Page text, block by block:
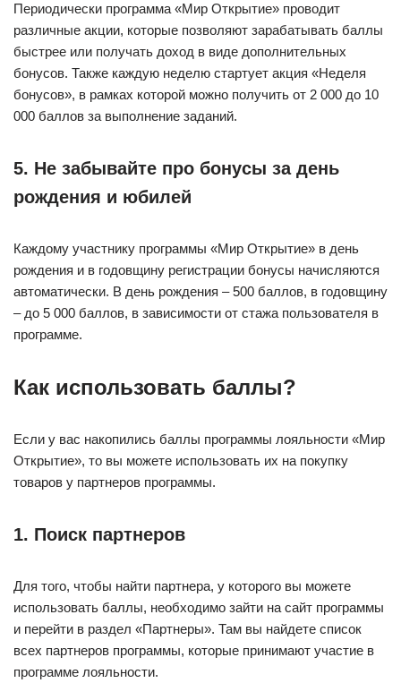
Периодически программа «Мир Открытие» проводит
различные акции, которые позволяют зарабатывать баллы
быстрее или получать доход в виде дополнительных
бонусов. Также каждую неделю стартует акция «Неделя
бонусов», в рамках которой можно получить от 2 000 до 10
000 баллов за выполнение заданий.
5. Не забывайте про бонусы за день
рождения и юбилей
Каждому участнику программы «Мир Открытие» в день
рождения и в годовщину регистрации бонусы начисляются
автоматически. В день рождения – 500 баллов, в годовщину
– до 5 000 баллов, в зависимости от стажа пользователя в
программе.
Как использовать баллы?
Если у вас накопились баллы программы лояльности «Мир
Открытие», то вы можете использовать их на покупку
товаров у партнеров программы.
1. Поиск партнеров
Для того, чтобы найти партнера, у которого вы можете
использовать баллы, необходимо зайти на сайт программы
и перейти в раздел «Партнеры». Там вы найдете список
всех партнеров программы, которые принимают участие в
программе лояльности.